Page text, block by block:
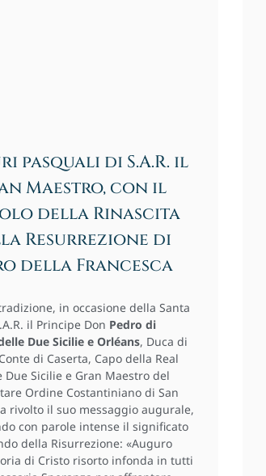
pasquali di S.A.R. il
Maestro, con il
della Rinascita
Resurrezione di
della Francesca
in occasione della Santa
il Principe Don Pedro di
Due Sicilie e Orléans, Duca di
di Caserta, Capo della Real
Due Sicilie e Gran Maestro del
Ordine Costantiniano di San
rivolto il suo messaggio augurale,
con parole intense il significato
della Risurrezione: «Auguro
di Cristo risorto infonda in tutti